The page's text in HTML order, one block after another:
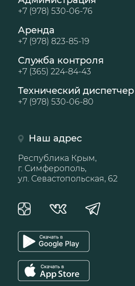
+7 (978) 530-06-76
Аренда
+7 (978) 823-85-19
Служба контроля
+7 (365) 224-84-43
Технический диспетчер
+7 (978) 530-06-80
Наш адрес
Республика Крым,
г. Симферополь,
ул. Севастопольская, 62